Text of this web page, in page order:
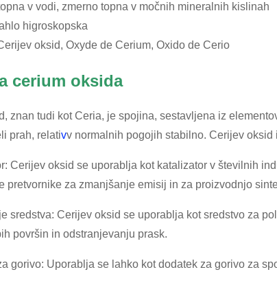
v vodi, zmerno topna v močnih mineralnih kislinah
higroskopska
oksid, Oxyde de Cerium, Oxido de Cerio
cerium oksida
znan tudi kot Ceria, je spojina, sestavljena iz
prah, relativv normalnih pogojih stabilno. Cerijev
Cerijev oksid se uporablja kot katalizator v številnih
pretvornike za zmanjšanje emisij in za proizvodnjo
sredstva: Cerijev oksid se uporablja kot sredstvo za
površin in odstranjevanju prask.
gorivo: Uporablja se lahko kot dodatek za gorivo za